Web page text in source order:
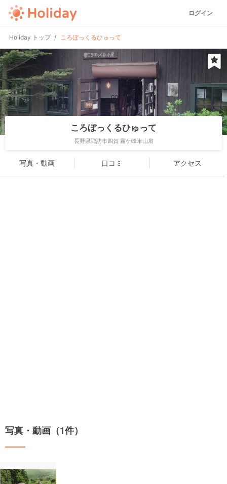
ログイン
Holiday トップ ころぼっくるひゅって
ころぼっくるひゅって
長野県諏訪市四賀 霧ケ峰車山肩
写真・動画 口コミ アクセス
写真・動画（1件）